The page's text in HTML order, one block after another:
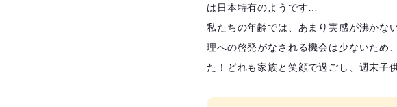
は日本特有のようです…
私たちの年齢では、あまり実感が沸かな
理への啓発がなされる機会は少ないため
た！どれも家族と笑顔で過ごし、週末子